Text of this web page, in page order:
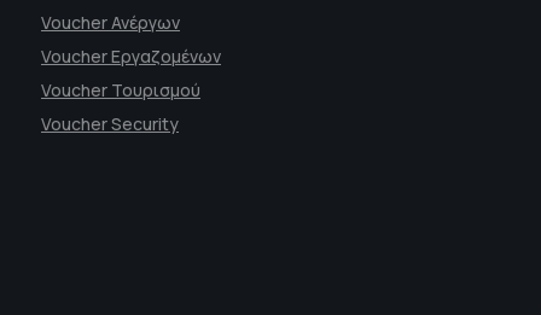
Voucher Ανέργων
Voucher Εργαζομένων
Voucher Τουρισμού
Voucher Security